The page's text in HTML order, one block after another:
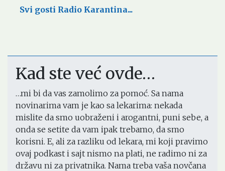
Svi gosti Radio Karantina...
Kad ste već ovde…
…mi bi da vas zamolimo za pomoć. Sa nama
novinarima vam je kao sa lekarima: nekada
mislite da smo uobraženi i arogantni, puni sebe, a
onda se setite da vam ipak trebamo, da smo
korisni. E, ali za razliku od lekara, mi koji pravimo
ovaj podkast i sajt nismo na plati, ne radimo ni za
državu ni za privatnika. Nama treba vaša novčana